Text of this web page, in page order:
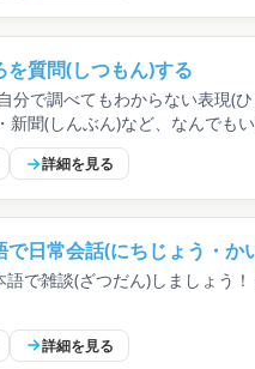
質問(しつもん)する
分で調べてもわからない表現(
聞(しんぶん)など、なんでもい
詳細を見る
日常会話(にちじょう・か
で雑談(ざつだん)しましょう
詳細を見る